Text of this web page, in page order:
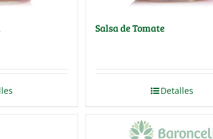
Salsa de Tomate
Detalles